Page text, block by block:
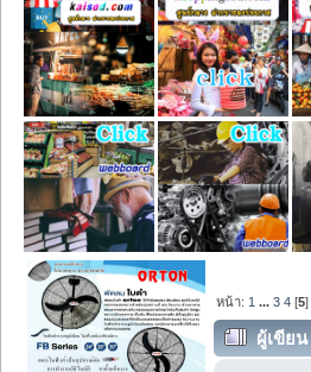
หน้า: 1 ...3 4 [5
ผู้เขียน